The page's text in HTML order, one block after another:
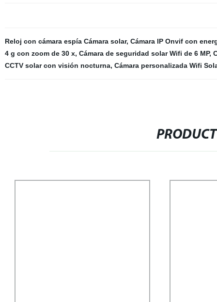
Reloj con cámara espía Cámara solar, Cámara IP Onvif con
4 g con zoom de 30 x, Cámara de seguridad solar Wifi de 6 MP,
CCTV solar con visión nocturna, Cámara personalizada Wifi